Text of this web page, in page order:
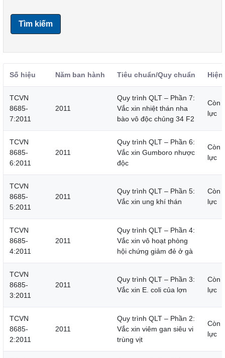
Tìm kiếm
Số hiệu Năm ban hành Tiêu chuẩn/Quy chuẩn
TCVN
8685-
7:2011
2011
Quy trình QLT – Phần 7:
Vắc xin nhiệt thán nha
bào vô độc chủng 34 F2
Còn
lực
TCVN
8685-
6:2011
2011
Quy trình QLT – Phần 6:
Vắc xin Gumboro nhược
độc
Còn
lực
TCVN
8685-
5:2011
2011
Quy trình QLT – Phần 5:
Vắc xin ung khí thán
Còn
lực
TCVN
8685-
4:2011
2011
Quy trình QLT – Phần 4:
Vắc xin vô hoạt phòng
hội chứng giảm đẻ ở gà
TCVN
8685-
3:2011
2011
Quy trình QLT – Phần 3:
Vắc xin E. coli của lợn
Còn
lực
TCVN
8685-
2:2011
2011
Quy trình QLT – Phần 2:
Vắc xin viêm gan siêu vi
trùng vịt
Còn
lực